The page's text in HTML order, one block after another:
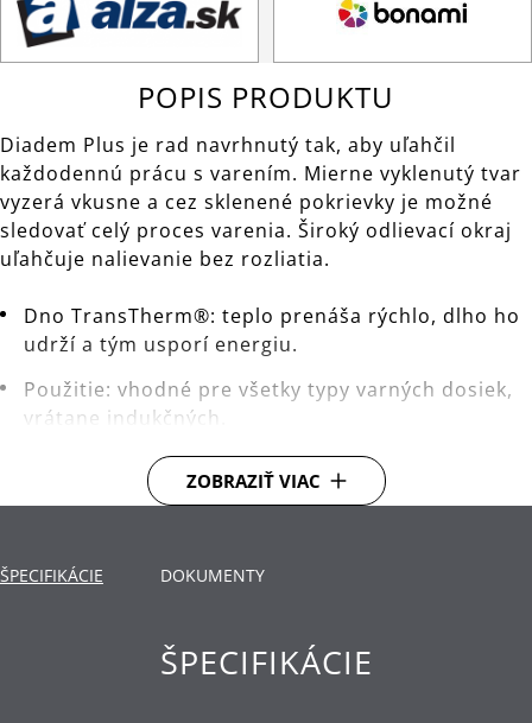
POPIS PRODUKTU
Diadem Plus je rad navrhnutý tak, aby uľahčil
každodennú prácu s varením. Mierne vyklenutý tvar
vyzerá vkusne a cez sklenené pokrievky je možné
sledovať celý proces varenia. Široký odlievací okraj
uľahčuje nalievanie bez rozliatia.
Dno TransTherm®: teplo prenáša rýchlo, dlho ho
udrží a tým usporí energiu.
Použitie: vhodné pre všetky typy varných dosiek,
vrátane indukčných.
Materiál: nehrdzavejúca oceľ Cromargan®, ktorá
je rozmerovo stabilná, vhodná pre umývanie v
ZOBRAZIŤ VIAC
ŠPECIFIKÁCIE DOKUMENTY
ŠPECIFIKÁCIE